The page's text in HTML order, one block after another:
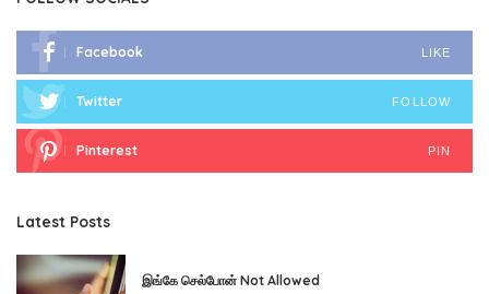
Facebook LIKE
Twitter FOLLOW
Pinterest PIN
Latest Posts
இங்கே செல்போன் Not Allowed